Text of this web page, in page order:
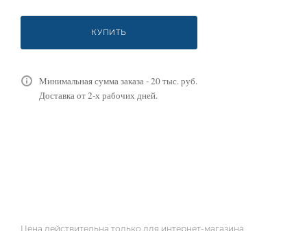
КУПИТЬ
Минимальная сумма заказа - 20 тыс. руб.
Доставка от 2-х рабочих дней.
Цена действительна только для интернет-магазина.